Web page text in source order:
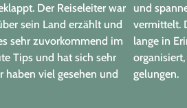
Der Reiseleiter war
sein Land erzählt und
sehr zuvorkommend im
Tips und hat sich sehr
haben viel gesehen und
und
vermittelt.
lange in
gelungen.